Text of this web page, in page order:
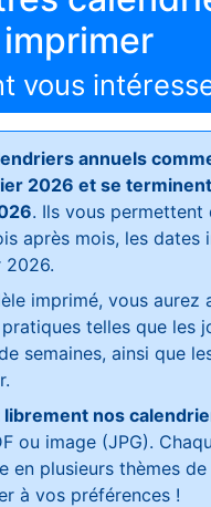
vous
annuels
2026 et se
. Ils vous permettent
après mois, les dates
2026.
imprimé, vous aurez
telles que les
semaines, ainsi que
nos
ou image (JPG).
en plusieurs thèmes
à vos préférences !